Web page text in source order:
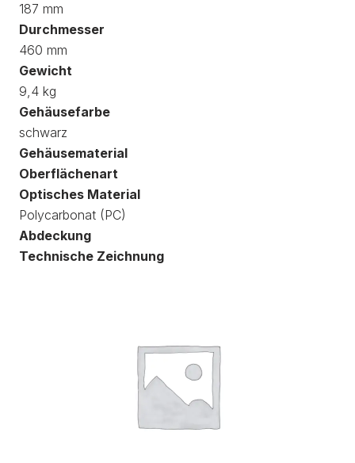
187 mm
Durchmesser
460 mm
Gewicht
9,4 kg
Gehäusefarbe
schwarz
Gehäusematerial
Oberflächenart
Optisches Material
Polycarbonat (PC)
Abdeckung
Technische Zeichnung